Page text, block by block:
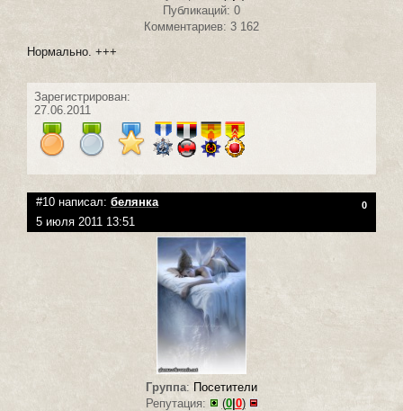
Публикаций: 0
Комментариев: 3 162
Нормально. +++
Зарегистрирован:
27.06.2011
#10 написал: белянка 0
5 июля 2011 13:51
Группа: Посетители
Репутация:
(0| 0)